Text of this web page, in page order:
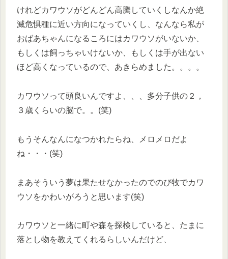
けれどカワウソがどんどん高騰していくしなんか絶
滅危惧種に近い方向になっていくし、なんなら私が
おばあちゃんになるころにはカワウソがいないか、
もしくは飼っちゃいけないか、もしくは手が出ない
ほど高くなっているので、あきらめました。。。。
カワウソって頭良いんですよ、、、多分子供の２，
３歳くらいの脳で。。(笑)
もうそんなんになつかれたらね、メロメロだよ
ね・・・(笑)
まあそういう夢は果たせなかったのでのび牧でカワ
ウソをかわいがろうと思います(笑)
カワウソと一緒に町や森を探検していると、たまに
落とし物を教えてくれるらしいんだけど、